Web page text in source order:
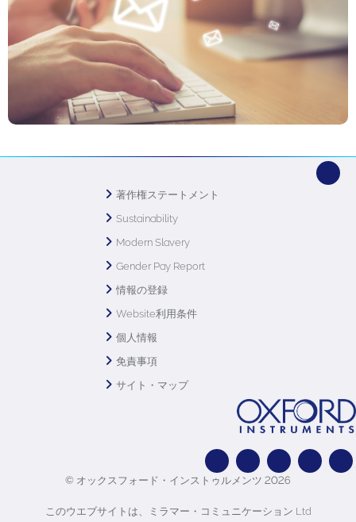
著作権ステートメント
Sustainability
Modern Slavery
Gender Pay Report
情報の登録
Website利用条件
個人情報
免責事項
サイト・マップ
© オックスフォード・インストゥルメンツ 2026
このウエブサイトは、ミラマー・コミュニケーション Ltd